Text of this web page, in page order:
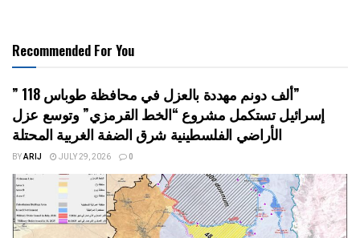
Recommended For You
” 118 ألف دونم مهددة بالعزل في محافظة طوباس”
إسرائيل تستكمل مشروع “الخط القرمزي” وتوسع عزل
الأراضي الفلسطينية شرق الضفة الغربية المحتلة
BYARIJ JULY 29, 2026 0